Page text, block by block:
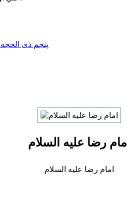
پنجم ذی
امام رضا علیه السلام
امام رضا علیه السلام